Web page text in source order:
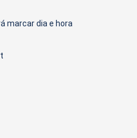
marcar dia e hora